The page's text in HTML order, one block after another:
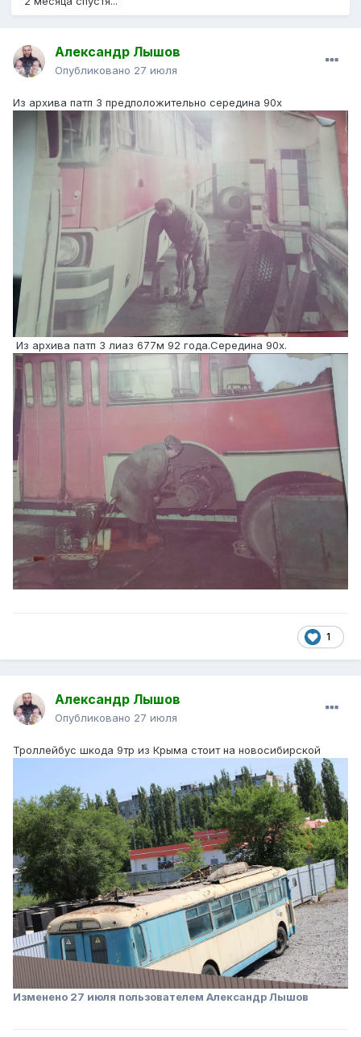
Александр Лышов
Опубликовано 27 июля
Из архива патп 3 предположительно середина 90х
Из архива патп 3 лиаз 677м 92 года.Середина 90х.
1
Александр Лышов
Опубликовано 27 июля
Троллейбус шкода 9тр из Крыма стоит на новосибирской
Изменено 27 июля пользователем Александр Лышов